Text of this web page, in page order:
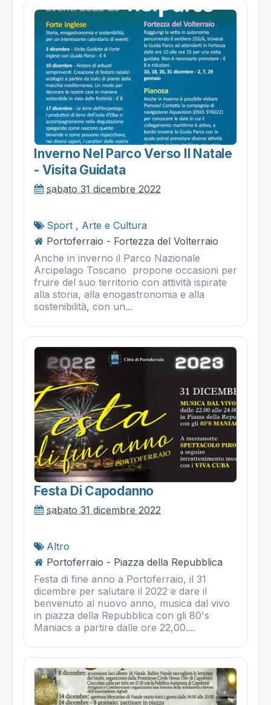
Inverno Nel Parco Verso Il Natale
- Visita Guidata
sabato 31 dicembre 2022
Sport , Arte e Cultura
Portoferraio - Fortezza del Volterraio
Anche in inverno il Parco Nazionale
Arcipelago Toscano propone occasioni per
fruire del suo territorio con attività ispirate
alla storia, alla enogastronomia e alla
sostenibilità, con un...
Festa Di Capodanno
sabato 31 dicembre 2022
Altro
Portoferraio - Piazza della Repubblica
Festa di fine anno a Portoferraio, il 31
dicembre per salutare il 2022 e dare il
benvenuto al nuovo anno, musica dal vivo
in piazza della Repubblica con gli 80's
Maniacs a partire dalle ore 22,00....